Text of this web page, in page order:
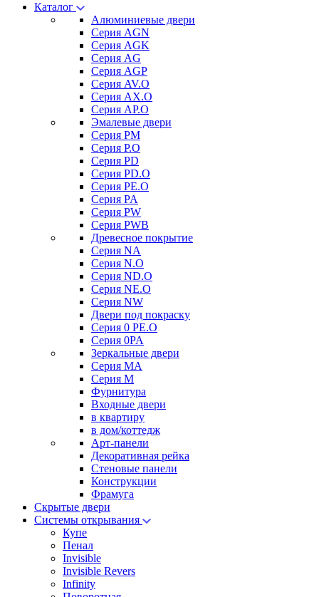
Каталог
Алюминиевые двери
Серия AGN
Серия AGK
Серия AG
Серия AGP
Серия AV.O
Серия AX.O
Серия AP.O
Эмалевые двери
Серия PM
Серия P.O
Серия PD
Серия PD.O
Серия PE.O
Серия PA
Серия PW
Серия PWB
Древесное покрытие
Серия NA
Серия N.O
Серия ND.O
Серия NE.O
Серия NW
Двери под покраску
Серия 0 PE.O
Серия 0PA
Зеркальные двери
Серия MA
Серия M
Фурнитура
Входные двери
в квартиру
в дом/коттедж
Арт-панели
Декоративная рейка
Стеновые панели
Конструкции
Фрамуга
Скрытые двери
Системы открывания
Купе
Пенал
Invisible
Invisible Revers
Infinity